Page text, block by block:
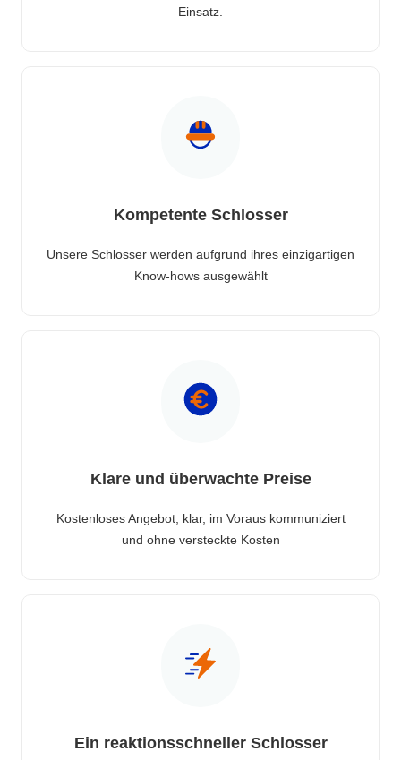
Einsatz.
Kompetente Schlosser
Unsere Schlosser werden aufgrund ihres einzigartigen
Know-hows ausgewählt
Klare und überwachte Preise
Kostenloses Angebot, klar, im Voraus kommuniziert
und ohne versteckte Kosten
Ein reaktionsschneller Schlosser